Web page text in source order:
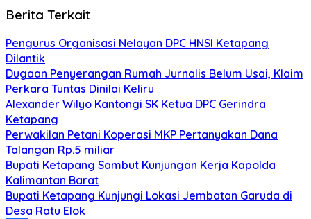
Berita Terkait
Pengurus Organisasi Nelayan DPC HNSI Ketapang
Dilantik
Dugaan Penyerangan Rumah Jurnalis Belum Usai, Klaim
Perkara Tuntas Dinilai Keliru
Alexander Wilyo Kantongi SK Ketua DPC Gerindra
Ketapang
Perwakilan Petani Koperasi MKP Pertanyakan Dana
Talangan Rp.5 miliar
Bupati Ketapang Sambut Kunjungan Kerja Kapolda
Kalimantan Barat
Bupati Ketapang Kunjungi Lokasi Jembatan Garuda di
Desa Ratu Elok